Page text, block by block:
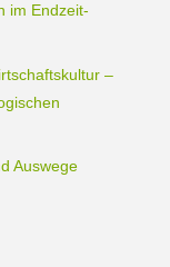
im Endzeit-
–
Auswege